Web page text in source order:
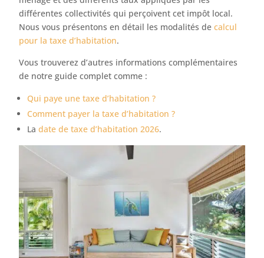
différentes collectivités qui perçoivent cet impôt local.
Nous vous présentons en détail les modalités decalcul
pour la taxe d’habitation.
Vous trouverez d’autres informations complémentaires
de notre guide complet comme :
Qui paye une taxe d’habitation ?
Comment payer la taxe d’habitation ?
Ladate de taxe d’habitation 2026.